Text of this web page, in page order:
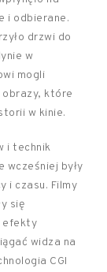
i odbierane.
drzwi do
w
mogli
obrazy, które
w kinie.
i technik
wcześniej były
i czasu. Filmy
się
efekty
widza na
CGI